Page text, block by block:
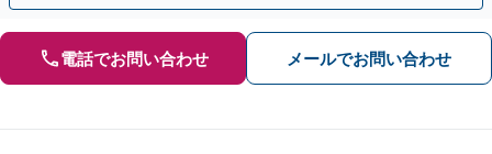
電話でお問い合わせ メールでお問い合わせ